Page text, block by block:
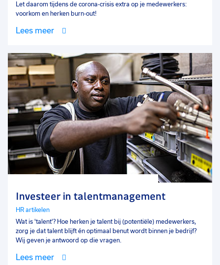
Let daarom tijdens de corona-crisis extra op je medewerkers:
voorkom en herken burn-out!
Lees meer
Investeer in talentmanagement
HR artikelen
Wat is 'talent'? Hoe herken je talent bij (potentiële) medewerkers,
zorg je dat talent blijft én optimaal benut wordt binnen je bedrijf?
Wij geven je antwoord op die vragen.
Lees meer